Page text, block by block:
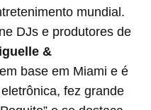
mundial.
DJs e produtores de
&
base em Miami e é
fez grande